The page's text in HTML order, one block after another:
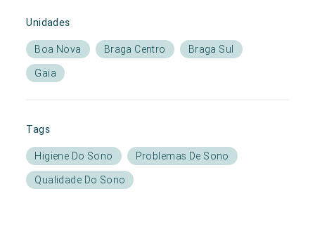
Unidades
Boa Nova Braga Centro
Braga Sul
Gaia
Tags
Higiene Do Sono
Problemas De Sono
Qualidade Do Sono